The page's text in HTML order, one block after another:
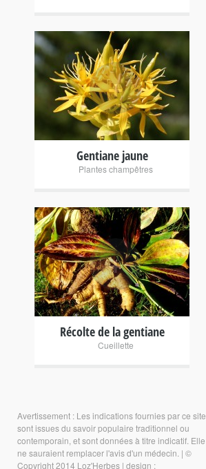
+
Gentiane jaune
Plantes champêtres
+
Récolte de la gentiane
Cueillette
Avertissement : Les indications fournies par ce site
sont issues du savoir populaire traditionnel ou
contemporain, et sont données à titre indicatif. Elle
ne sauraient remplacer l'avis d'un médecin. | ©
Copyright 2014 Loz'Herbes | design :